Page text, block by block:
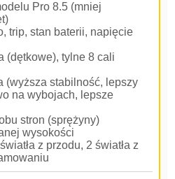
Pro 8.5 (mniej
trip, stan baterii, napięcie
(dętkowe), tylne 8 cali
(wyższa stabilność, lepszy
na wybojach, lepsze
stron (sprężyny)
wysokości
z przodu, 2 światła z